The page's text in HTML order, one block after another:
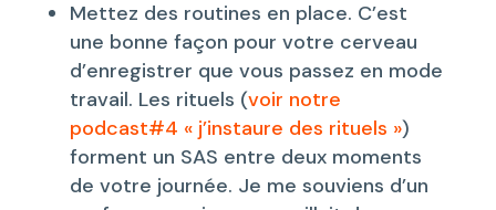
Mettez des routines en place. C’est
une bonne façon pour votre cerveau
d’enregistrer que vous passez en mode
travail. Les rituels (voir notre
podcast#4 « j’instaure des rituels »)
forment un SAS entre deux moments
de votre journée. Je me souviens d’un